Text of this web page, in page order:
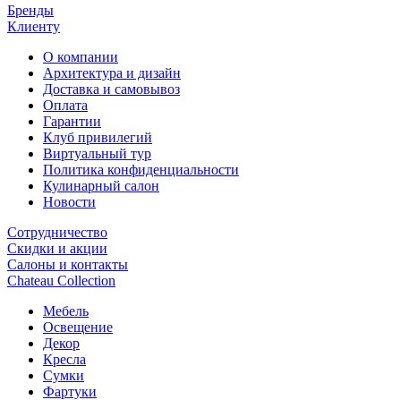
Бренды
Клиенту
О компании
Архитектура и дизайн
Доставка и самовывоз
Оплата
Гарантии
Клуб привилегий
Виртуальный тур
Политика конфиденциальности
Кулинарный салон
Новости
Сотрудничество
Скидки и акции
Салоны и контакты
Chateau Collection
Мебель
Освещение
Декор
Кресла
Сумки
Фартуки